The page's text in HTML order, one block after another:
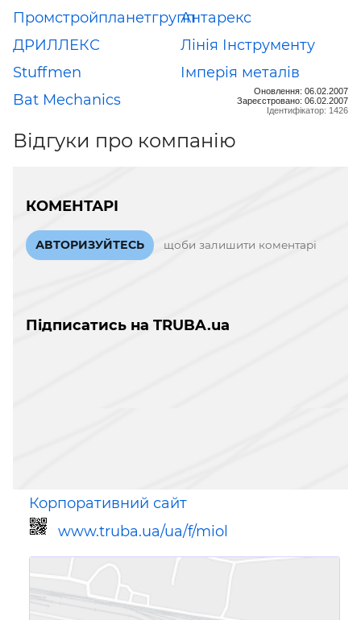
ПромстройпланетгруппАнтарекс
ДРИЛЛЕКС
Лінія Інструменту
Stuffmen
Імперія металів
Bat Mechanics
Оновлення: 06.02.2007
Зареєстровано: 06.02.2007
Ідентифікатор: 1426
Відгуки про компанію
КОМЕНТАРІ
АВТОРИЗУЙТЕСЬ щоби залишити коментарі
Підписатись на TRUBA.ua
Корпоративний сайт
www.truba.ua/ua/f/miol